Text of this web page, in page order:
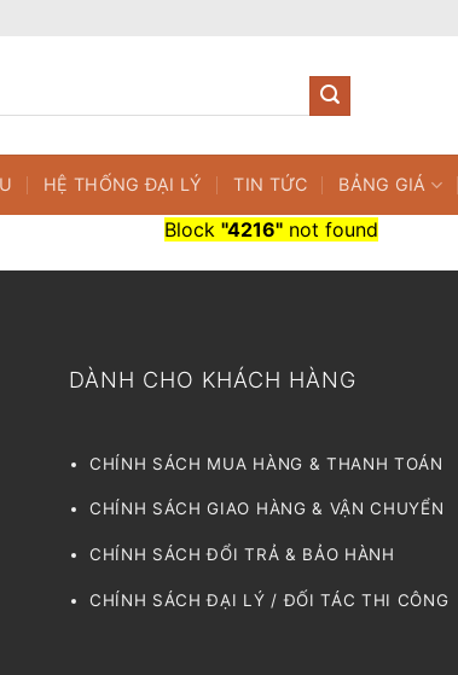
HỆ THỐNG ĐẠI LÝ TIN TỨC BẢNG GIÁ
Block "4216"not found
DÀNH CHO KHÁCH HÀNG
CHÍNH SÁCH MUA HÀNG & THANH TOÁN
CHÍNH SÁCH GIAO HÀNG & VẬN CHUYỂN
CHÍNH SÁCH ĐỔI TRẢ & BẢO HÀNH
CHÍNH SÁCH ĐẠI LÝ / ĐỐI TÁC THI CÔNG